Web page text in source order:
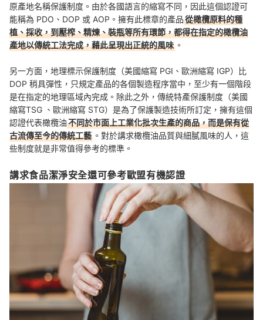
原產地名稱保護制度。由於各國語言的縮寫不同，因此這個認證可
能稱為 PDO、DOP 或 AOP。擁有此標章的產品從橄欖原料的種
植、採收，到壓榨、精煉、裝瓶等所有環節，都得在指定的橄欖油
產地以傳統工法完成，藉此呈現出正統的風味 。
另一方面，地理標示保護制度（美國縮寫 PGI、歐洲縮寫 IGP）比
DOP 稍具彈性，只規定產品的各個製造程序當中，至少有一個階段
是在指定的地理區域內完成。除此之外，傳統特產保護制度（美國
縮寫TSG 、歐洲縮寫 STG）是為了保護製造技術所訂定，擁有這個
認證代表橄欖油不同於市面上工業化批次生產的商品，而是保有從
古流傳至今的傳統工藝 。對於講求橄欖油品質與細膩風味的人，這
些制度就是非常值得參考的標準。
講求食品潔淨安全還可參考歐盟有機認證